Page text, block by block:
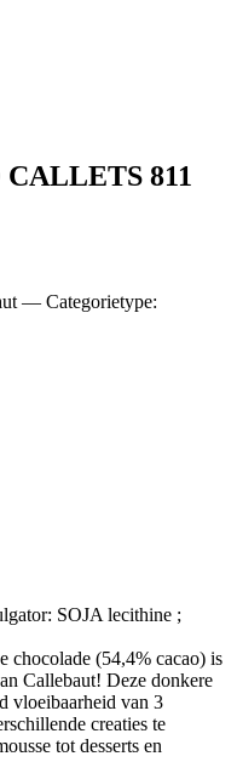
811
— Categorietype:
SOJA lecithine ;
chocolade (54,4% cacao) is
Callebaut! Deze donkere
vloeibaarheid van 3
creaties te
tot desserts en